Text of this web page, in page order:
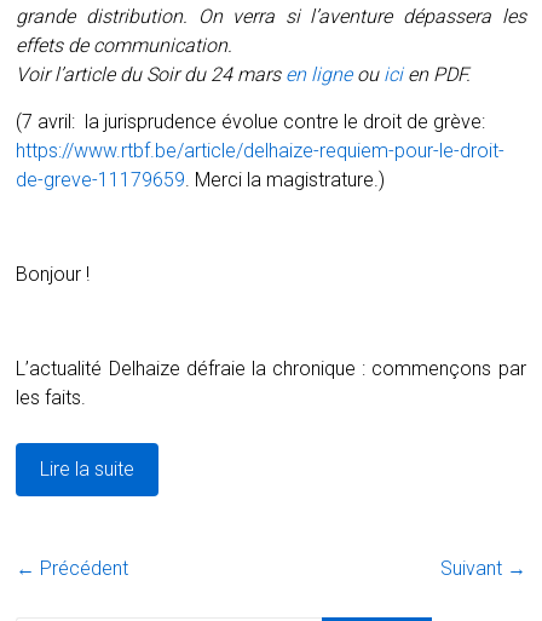
grande distribution. On verra si l’aventure dépassera les
effets de communication.
Voir l’article du Soir du 24 mars en ligneou icien PDF.
(7 avril: la jurisprudence évolue contre le droit de grève:
https://www.rtbf.be/article/delhaize-requiem-pour-le-droit-
de-greve-11179659 . Merci la magistrature.)
Bonjour !
L’actualité Delhaize défraie la chronique : commençons par
les faits.
Lire la suite
← Précédent Suivant →